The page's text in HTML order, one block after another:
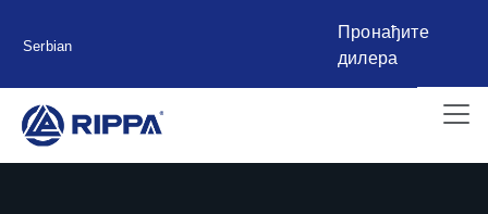
Serbian
Пронађите
дилера